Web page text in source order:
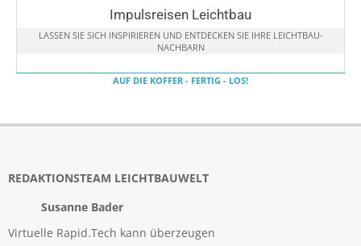
Impulsreisen Leichtbau
LASSEN SIE SICH INSPIRIEREN UND ENTDECKEN SIE IHRE LEICHTBAU-
NACHBARN
AUF DIE KOFFER - FERTIG - LOS!
REDAKTIONSTEAM LEICHTBAUWELT
Susanne Bader
Virtuelle Rapid.Tech kann überzeugen